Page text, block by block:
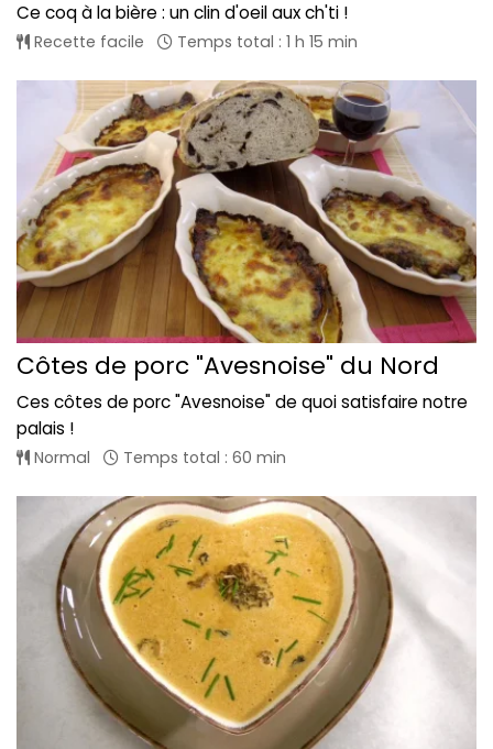
Ce coq à la bière : un clin d'oeil aux ch'ti !
Recette facile Temps total : 1 h 15 min
Côtes de porc "Avesnoise" du Nord
Ces côtes de porc "Avesnoise" de quoi satisfaire notre
palais !
Normal Temps total : 60 min